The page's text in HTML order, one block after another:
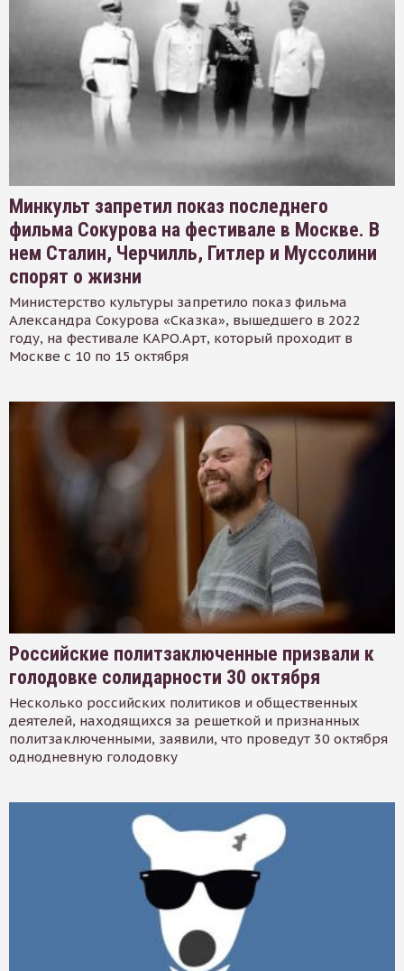
Минкульт запретил показ последнего
фильма Сокурова на фестивале в Москве. В
нем Сталин, Черчилль, Гитлер и Муссолини
спорят о жизни
Министерство культуры запретило показ фильма
Александра Сокурова «Сказка», вышедшего в 2022
году, на фестивале КАРО.Арт, который проходит в
Москве с 10 по 15 октября
Российские политзаключенные призвали к
голодовке солидарности 30 октября
Несколько российских политиков и общественных
деятелей, находящихся за решеткой и признанных
политзаключенными, заявили, что проведут 30 октября
однодневную голодовку